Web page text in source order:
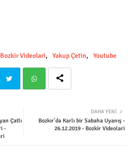
Bozkir Videolari Yakup Çetin Youtube
ter tsap
DAHA YENI
Bozkır'da Karlı bir Sabaha Uyanış -
26.12.2019 - Bozkir Videolari
Çatlı
-